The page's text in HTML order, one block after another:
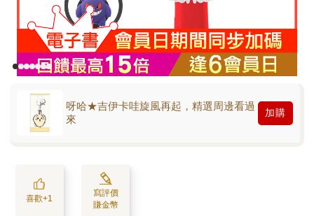
呀哈★吉伊卡哇旋風再起，精選周邊看過
來
加購
喜歡+1
寫評價
賺金幣